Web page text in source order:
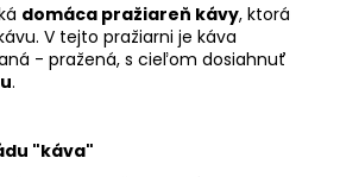
domáca pražiareň kávy, ktorá
V tejto pražiarni je káva
- pražená, s cieľom dosiahnuť
.
"káva"